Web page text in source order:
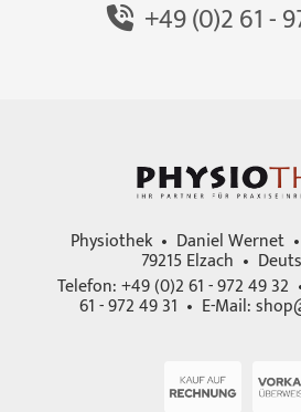
+49 (0)2 61 -
Physiothek • Daniel Wernet
79215 Elzach •
Telefon: +49 (0)2 61 - 972 49
61 - 972 49 31 • E-Mail: